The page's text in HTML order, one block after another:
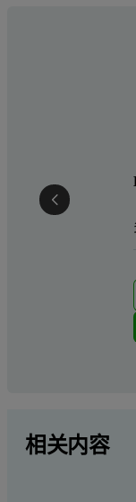
相关内容